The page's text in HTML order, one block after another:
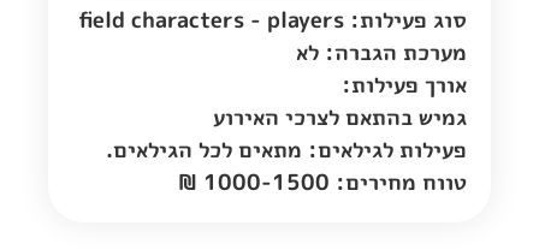
סוג פעילות: field characters - players
מערכת הגברה: לא
אורך פעילות:
גמיש בהתאם לצרכי האירוע
פעילות לגילאים: מתאים לכל הגילאים.
טווח מחירים: 1000-1500 ₪